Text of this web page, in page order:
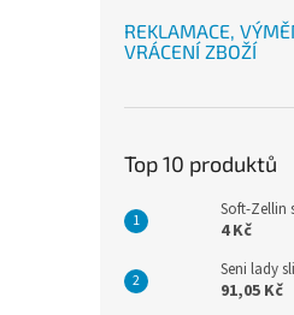
REKLAMACE,
VRÁCENÍ ZBOŽÍ
Top 10 produktů
Soft-Zellin
4 Kč
Seni lady
91,05 Kč